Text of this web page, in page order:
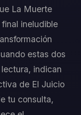
La Muerte
ineludible
estas dos
indican
de El Juicio
tu consulta,